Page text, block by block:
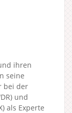
ihren
seine
bei der
und
als Experte